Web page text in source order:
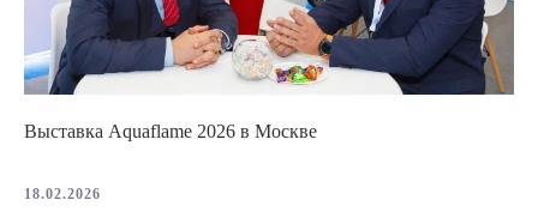
Выставка Aquaflame 2026 в Москве
18.02.2026